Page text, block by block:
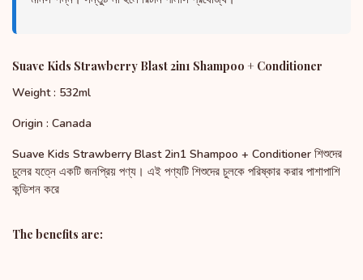
Suave Kids Strawberry Blast 2in1 Shampoo + Conditioner
Weight : 532ml
Origin : Canada
Suave Kids Strawberry Blast 2in1 Shampoo + Conditioner শিশুদের
চুলের যত্নে একটি জনপ্রিয় পণ্য। এই পণ্যটি শিশুদের চুলকে পরিষ্কার করার পাশাপাশি
কন্ডিশন করে
The benefits are: